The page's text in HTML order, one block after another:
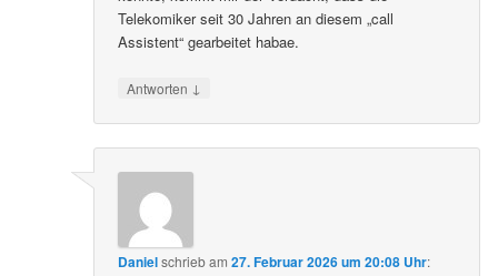
Telekomiker seit 30 Jahren an diesem „call
Assistent“ gearbeitet habae.
Antworten ↓
Danielschriebam27. Februar 2026 um 20:08 Uhr: